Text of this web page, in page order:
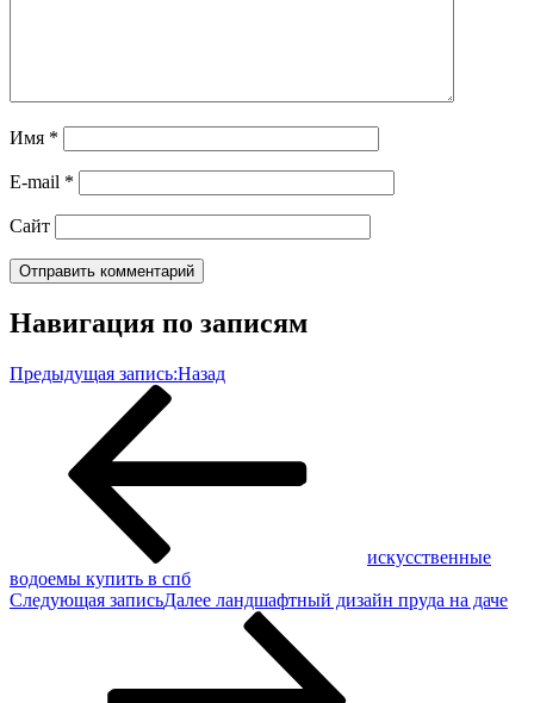
Имя *
E-mail *
Сайт
Навигация по записям
Предыдущая запись:Назад
искусственные
водоемы купить в спб
Следующая записьДалее ландшафтный дизайн пруда на даче